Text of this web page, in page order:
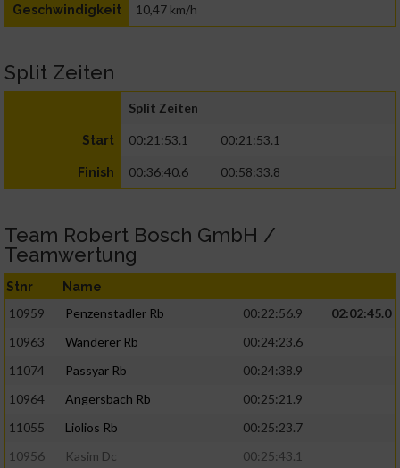
Geschwindigkeit 10,47 km/h
Split Zeiten
Split Zeiten
Start 00:21:53.1 00:21:53.1
Finish 00:36:40.6 00:58:33.8
Team Robert Bosch GmbH /
Teamwertung
Stnr Name
10959 Penzenstadler Rb 00:22:56.9
02:02:45.0
10963
Wanderer Rb
00:24:23.6
11074
Passyar Rb
00:24:38.9
10964
Angersbach Rb
00:25:21.9
11055
Liolios Rb
00:25:23.7
10956
Kasim Dc
00:25:43.1